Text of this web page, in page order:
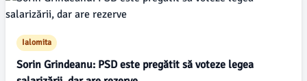
Ialomita
Sorin Grindeanu: PSD este pregătit să voteze legea